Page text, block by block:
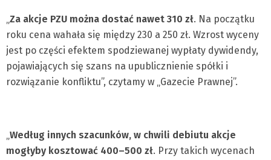
„Za akcje PZU można dostać nawet 310 zł. Na początku
roku cena wahała się między 230 a 250 zł. Wzrost wyceny
jest po części efektem spodziewanej wypłaty dywidendy,
pojawiających się szans na upublicznienie spółki i
rozwiązanie konfliktu”, czytamy w „Gazecie Prawnej”.
„Według innych szacunków, w chwili debiutu akcje
mogłyby kosztować 400–500 zł. Przy takich wycenach